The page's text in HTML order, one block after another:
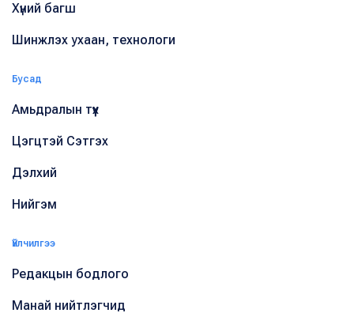
Хүний багш
Шинжлэх ухаан, технологи
Бусад
Амьдралын түүх
Цэгцтэй Сэтгэх
Дэлхий
Нийгэм
Үйлчилгээ
Редакцын бодлого
Манай нийтлэгчид